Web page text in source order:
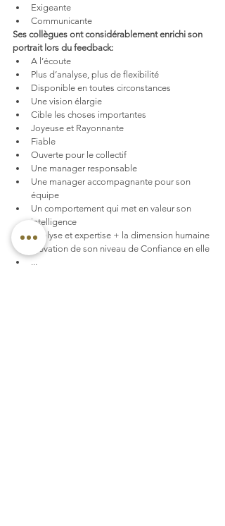
Exigeante
Communicante
Ses collègues ont considérablement enrichi son
portrait lors du feedback:
A l’écoute
Plus d’analyse, plus de flexibilité
Disponible en toutes circonstances
Une vision élargie
Cible les choses importantes
Joyeuse et Rayonnante
Fiable
Ouverte pour le collectif
Une manager responsable
Une manager accompagnante pour son
équipe
Un comportement qui met en valeur son
intelligence
Analyse et expertise + la dimension humaine
Élévation de son niveau de Confiance en elle
...